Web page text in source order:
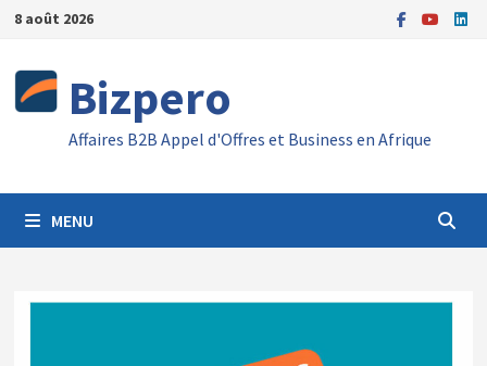
Passer
contenu
8 août 2026
Bizpero
Affaires B2B Appel d'Offres et Business en Afrique
MENU